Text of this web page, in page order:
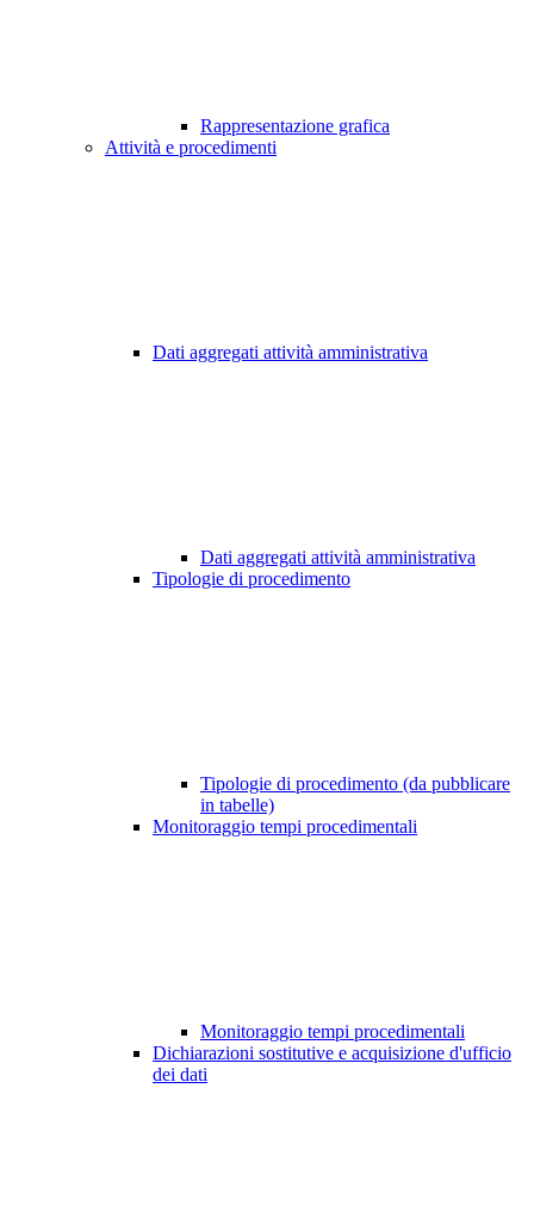
Rappresentazione grafica
Attività e procedimenti
Dati aggregati attività amministrativa
Dati aggregati attività amministrativa
Tipologie di procedimento
Tipologie di procedimento (da pubblicare
in tabelle)
Monitoraggio tempi procedimentali
Monitoraggio tempi procedimentali
Dichiarazioni sostitutive e acquisizione d'ufficio
dei dati